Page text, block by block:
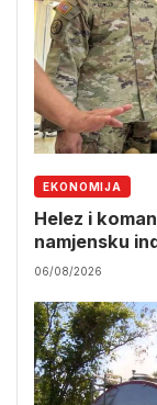
EKONOMIJA
Helez i
namjensku
06/08/2026